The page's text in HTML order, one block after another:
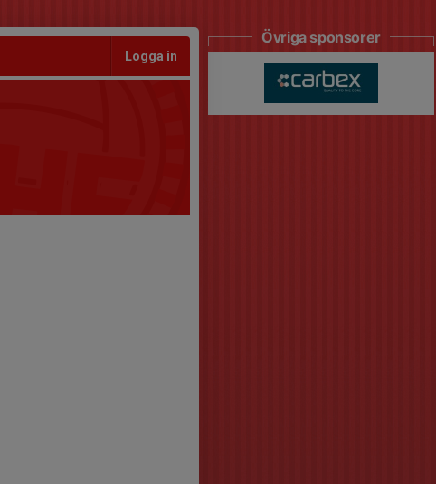
Logga in
Övriga sponsorer